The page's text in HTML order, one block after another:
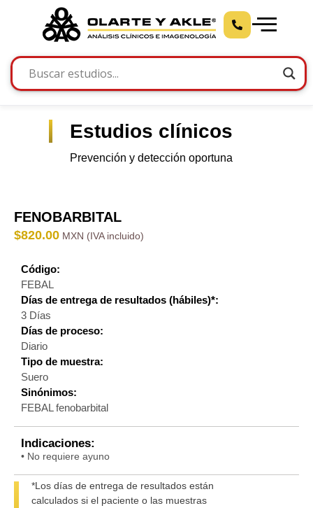
Estudios clínicos
Prevención y detección oportuna
FENOBARBITAL
$820.00
Código:
FEBAL
Días de entrega de resultados (hábiles)*:
3 Días
Días de proceso:
Diario
Tipo de muestra:
Suero
Sinónimos:
FEBAL fenobarbital
Indicaciones:
• No requiere ayuno
*Los días de entrega de resultados están
calculados si el paciente o las muestras